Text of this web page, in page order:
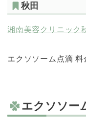
秋田
湘南美容クリニック
エクソソーム点滴
エクソソー